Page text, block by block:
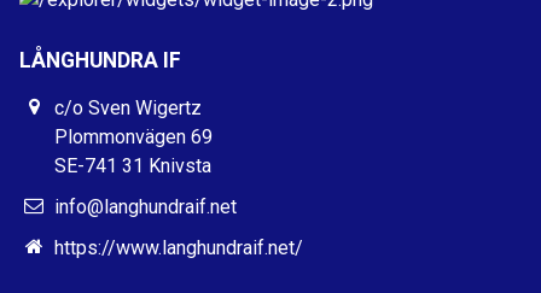
LÅNGHUNDRA IF
c/o Sven Wigertz
Plommonvägen 69
SE-741 31 Knivsta
info@langhundraif.net
https://www.langhundraif.net/